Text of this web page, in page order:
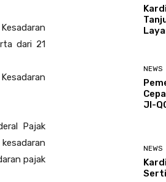
dari 21
Pajak
pajak
NEWS
JI-
NEWS